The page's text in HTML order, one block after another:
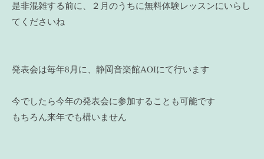
是非混雑する前に、２月のうちに無料体験レッスンにいらし
てくださいね
発表会は毎年8月に、静岡音楽館AOIにて行います
今でしたら今年の発表会に参加することも可能です
もちろん来年でも構いません